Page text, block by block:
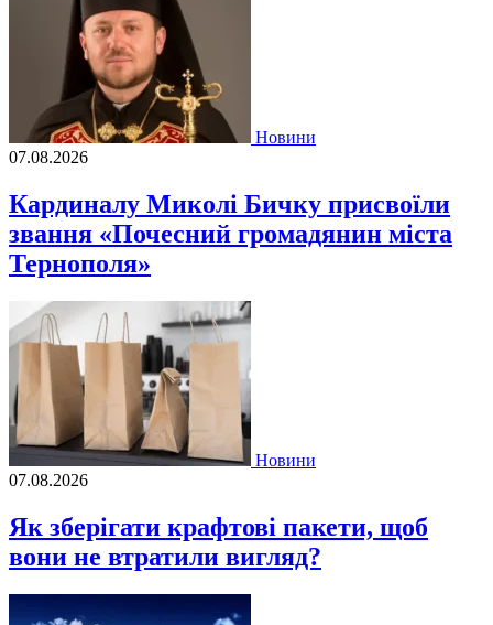
Новини
07.08.2026
Кардиналу Миколі Бичку присвоїли
звання «Почесний громадянин міста
Тернополя»
Новини
07.08.2026
Як зберігати крафтові пакети, щоб
вони не втратили вигляд?